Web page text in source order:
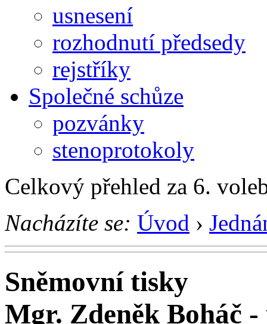
usnesení
rozhodnutí předsedy
rejstříky
Společné schůze
pozvánky
stenoprotokoly
Celkový přehled za 6.
Nacházíte se: Úvod ›
Sněmovní tisky
Mgr. Zdeněk Boháč -